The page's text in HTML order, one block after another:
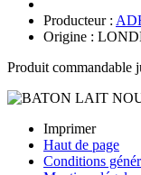
Producteur :
Origine :
Produit commandable
Imprimer
Haut de page
Conditions